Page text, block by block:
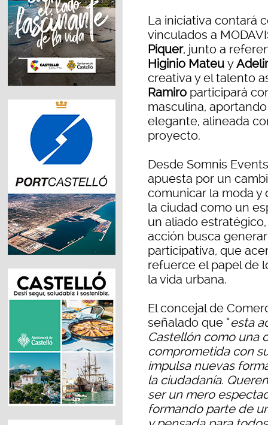
La iniciativa contará
vinculados a
Piquer, junto a
Higinio Mateu y
creativa y el talento
Ramiro participará
masculina,
elegante, alineada
proyecto.
Desde Somnis
apuesta por un
comunicar la moda y
la ciudad como un
un aliado
acción busca
participativa, que
refuerce el papel de
la vida urbana.
El concejal de
señalado que “esta
Castellón como una
comprometida con
impulsa nuevas
la ciudadanía.
ser un mero
formando parte de